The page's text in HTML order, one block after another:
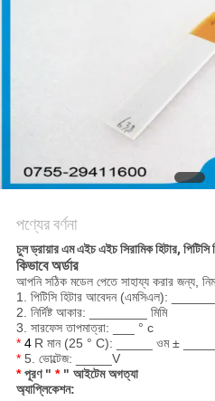
নীতি
পণ্যের বর্ণনা
চুল ড্রায়ার এম এইচ এইচ সিরামিক হিটার,
কিভাবে অর্ডার
আপনি সঠিক মডেল পেতে সাহায্য করার জন্য,
1. পিটিসি হিটার আবেদন (এমসিএল):
2. নির্দিষ্ট আকার: ________ মিমি
3. সারফেস তাপমাত্রা: ___ ° c
* 4 R মান (25 ° C): _____ ওম ±
* 5. ভোল্টেজ: _____V
*পূরণ " *" আইটেম অগত্যা
অ্যাপ্লিকেশন: